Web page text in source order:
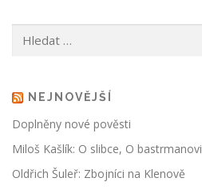
NEJNOVĚJŠÍ
Doplněny nové pověsti
Miloš Kašlík: O slibce, O bastrmanovi
Oldřich Šuleř: Zbojníci na Klenově